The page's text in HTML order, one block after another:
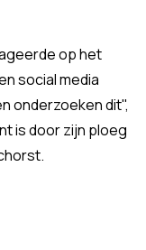
op het
social media
onderzoeken dit",
is door zijn ploeg